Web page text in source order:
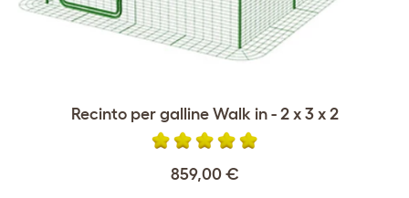
Recinto per galline Walk in - 2 x 3 x 2
859,00 €